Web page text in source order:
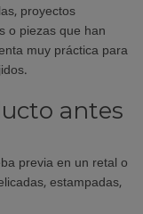
proyectos
o piezas que han
muy práctica para
antes
previa en un retal o
estampadas,